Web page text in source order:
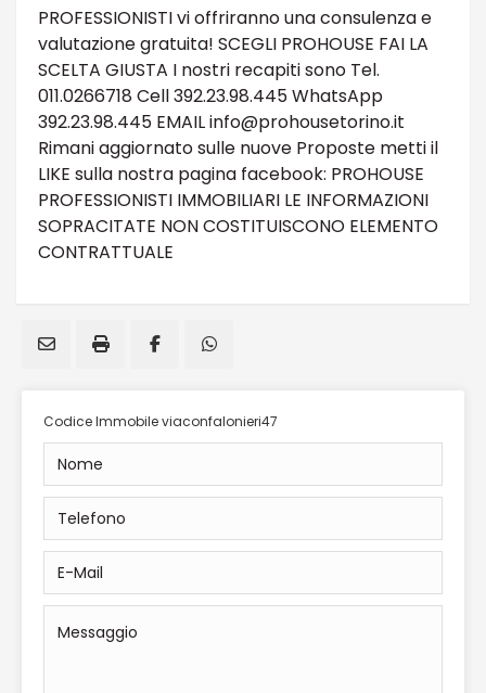
PROFESSIONISTI vi offriranno una consulenza e
valutazione gratuita! SCEGLI PROHOUSE FAI LA
SCELTA GIUSTA I nostri recapiti sono Tel.
011.0266718 Cell 392.23.98.445 WhatsApp
392.23.98.445 EMAIL info@prohousetorino.it
Rimani aggiornato sulle nuove Proposte metti il
LIKE sulla nostra pagina facebook: PROHOUSE
PROFESSIONISTI IMMOBILIARI LE INFORMAZIONI
SOPRACITATE NON COSTITUISCONO ELEMENTO
CONTRATTUALE
Codice Immobile viaconfalonieri47